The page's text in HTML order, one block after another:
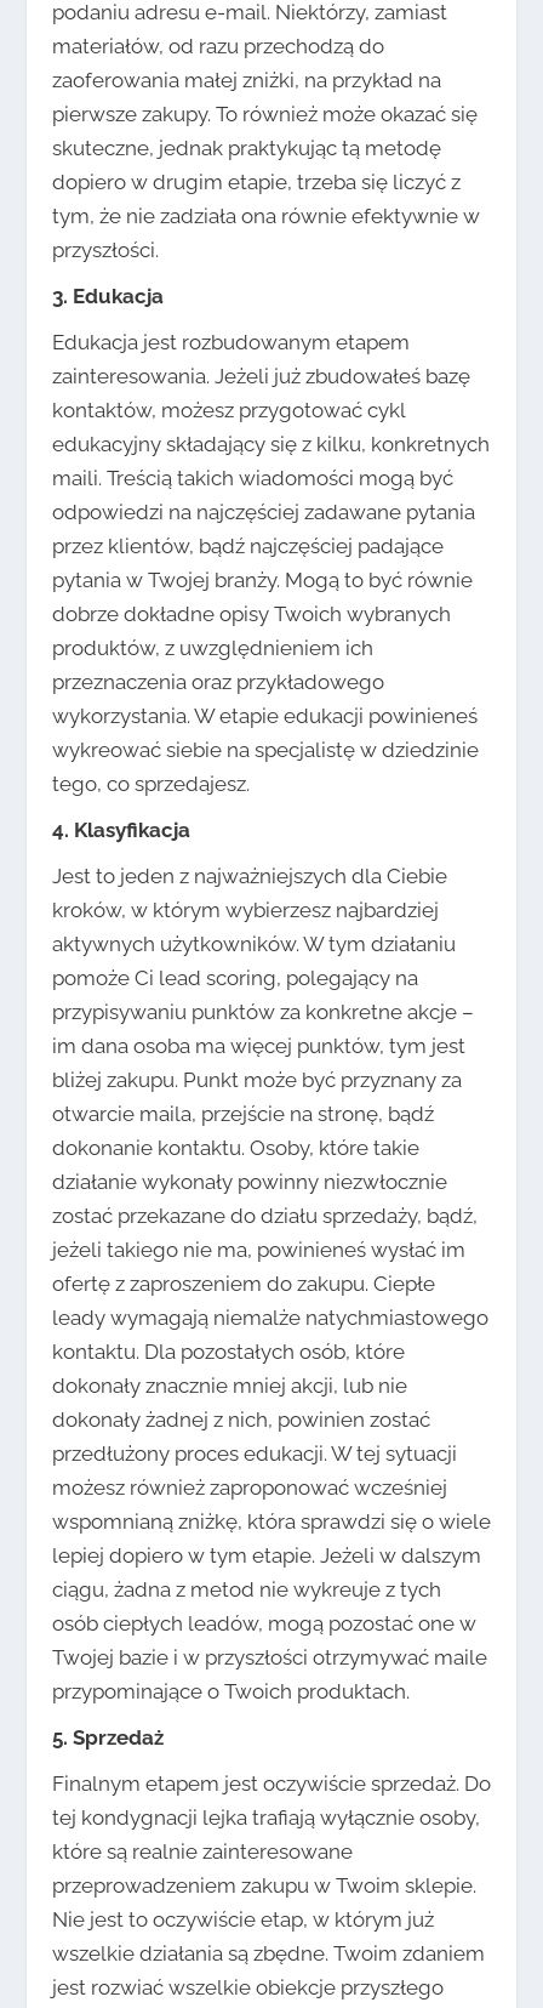
podaniu adresu e-mail. Niektórzy, zamiast
materiałów, od razu przechodzą do
zaoferowania małej zniżki, na przykład na
pierwsze zakupy. To również może okazać się
skuteczne, jednak praktykując tą metodę
dopiero w drugim etapie, trzeba się liczyć z
tym, że nie zadziała ona równie efektywnie w
przyszłości.
3. Edukacja
Edukacja jest rozbudowanym etapem
zainteresowania. Jeżeli już zbudowałeś bazę
kontaktów, możesz przygotować cykl
edukacyjny składający się z kilku, konkretnych
maili. Treścią takich wiadomości mogą być
odpowiedzi na najczęściej zadawane pytania
przez klientów, bądź najczęściej padające
pytania w Twojej branży. Mogą to być równie
dobrze dokładne opisy Twoich wybranych
produktów, z uwzględnieniem ich
przeznaczenia oraz przykładowego
wykorzystania. W etapie edukacji powinieneś
wykreować siebie na specjalistę w dziedzinie
tego, co sprzedajesz.
4. Klasyfikacja
Jest to jeden z najważniejszych dla Ciebie
kroków, w którym wybierzesz najbardziej
aktywnych użytkowników. W tym działaniu
pomoże Ci lead scoring, polegający na
przypisywaniu punktów za konkretne akcje –
im dana osoba ma więcej punktów, tym jest
bliżej zakupu. Punkt może być przyznany za
otwarcie maila, przejście na stronę, bądź
dokonanie kontaktu. Osoby, które takie
działanie wykonały powinny niezwłocznie
zostać przekazane do działu sprzedaży, bądź,
jeżeli takiego nie ma, powinieneś wysłać im
ofertę z zaproszeniem do zakupu. Ciepłe
leady wymagają niemalże natychmiastowego
kontaktu. Dla pozostałych osób, które
dokonały znacznie mniej akcji, lub nie
dokonały żadnej z nich, powinien zostać
przedłużony proces edukacji. W tej sytuacji
możesz również zaproponować wcześniej
wspomnianą zniżkę, która sprawdzi się o wiele
lepiej dopiero w tym etapie. Jeżeli w dalszym
ciągu, żadna z metod nie wykreuje z tych
osób ciepłych leadów, mogą pozostać one w
Twojej bazie i w przyszłości otrzymywać maile
przypominające o Twoich produktach.
5. Sprzedaż
Finalnym etapem jest oczywiście sprzedaż. Do
tej kondygnacji lejka trafiają wyłącznie osoby,
które są realnie zainteresowane
przeprowadzeniem zakupu w Twoim sklepie.
Nie jest to oczywiście etap, w którym już
wszelkie działania są zbędne. Twoim zdaniem
jest rozwiać wszelkie obiekcje przyszłego